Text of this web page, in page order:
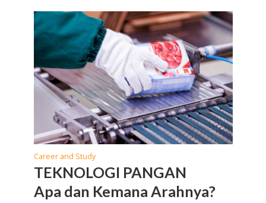
Career and Study
TEKNOLOGI PANGAN
Apa dan Kemana Arahnya?